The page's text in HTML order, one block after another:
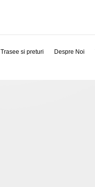
Trasee si preturi Despre Noi